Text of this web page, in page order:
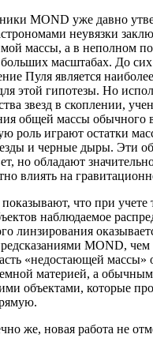
MOND уже давно
неувязки
массы, а в неполном
масштабах. До сих
Пуля является
этой гипотезы. Но
звезд в скоплении,
общей массы обычного
роль играют остатки
и черные дыры. Эти
но обладают
влиять на
что при учете
наблюдаемое
линзирования
MOND, чем
«недостающей массы»
материей, а
объектами, которые
же, новая работа не